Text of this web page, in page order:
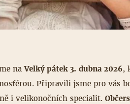
naVelký pátek 3. dubna 2026,
Připravili jsme pro vás
i velikonočních specialit.